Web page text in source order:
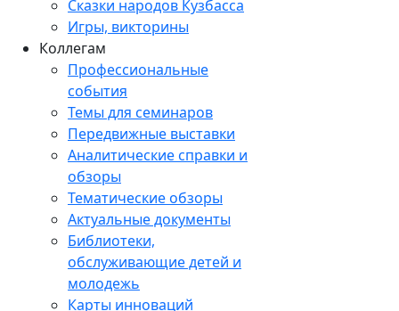
Сказки народов Кузбасса
Игры, викторины
Коллегам
Профессиональные
события
Темы для семинаров
Передвижные выставки
Аналитические справки и
обзоры
Тематические обзоры
Актуальные документы
Библиотеки,
обслуживающие детей и
молодежь
Карты инноваций